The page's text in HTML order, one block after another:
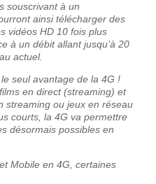
souscrivant à un
ainsi télécharger des
vidéos HD 10 fois plus
à un débit allant jusqu’à 20
actuel.
seul avantage de la 4G !
en direct (streaming) et
streaming ou jeux en réseau
courts, la 4G va permettre
désormais possibles en
Mobile en 4G, certaines